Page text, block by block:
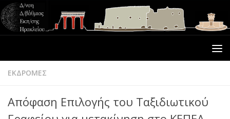
ΕΚΔΡΟΜΕΣ
Απόφαση Επιλογής του Ταξιδιωτικού